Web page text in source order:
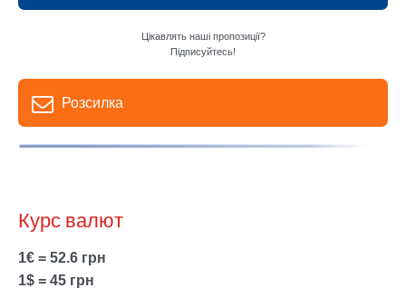
Цікавлять наші пропозиції?
Підписуйтесь!
Розсилка
Курс валют
1€ = 52.6 грн
1$ = 45 грн